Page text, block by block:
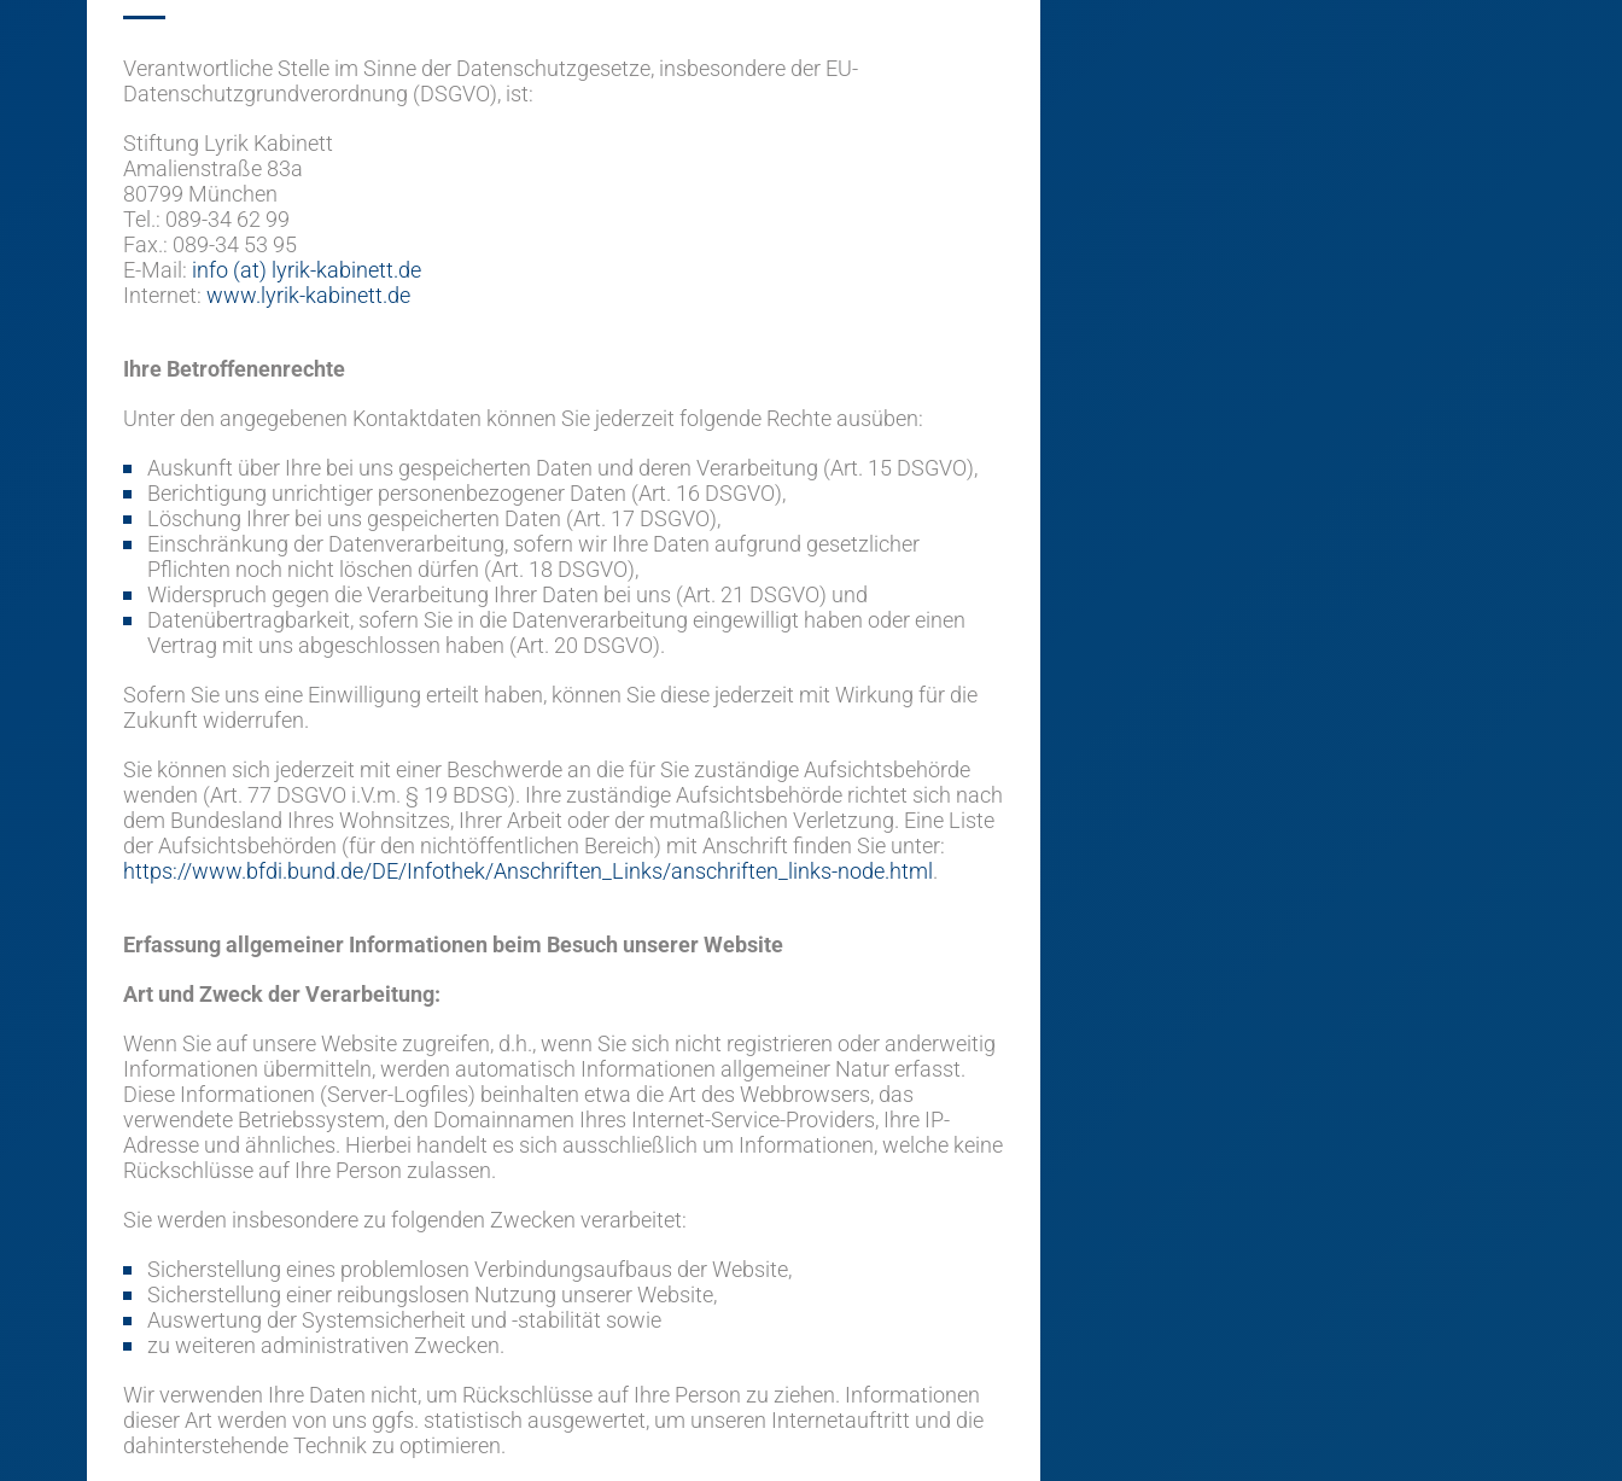
Verantwortliche Stelle im Sinne der Datenschutzgesetze, insbesondere der EU-
Datenschutzgrundverordnung (DSGVO), ist:
Stiftung Lyrik Kabinett
Amalienstraße 83a
80799 München
Tel.: 089-34 62 99
Fax.: 089-34 53 95
E-Mail: info (at) lyrik-kabinett.de
Internet: www.lyrik-kabinett.de
Ihre Betroffenenrechte
Unter den angegebenen Kontaktdaten können Sie jederzeit folgende Rechte ausüben:
Auskunft über Ihre bei uns gespeicherten Daten und deren Verarbeitung (Art. 15 DSGVO),
Berichtigung unrichtiger personenbezogener Daten (Art. 16 DSGVO),
Löschung Ihrer bei uns gespeicherten Daten (Art. 17 DSGVO),
Einschränkung der Datenverarbeitung, sofern wir Ihre Daten aufgrund gesetzlicher
Pflichten noch nicht löschen dürfen (Art. 18 DSGVO),
Widerspruch gegen die Verarbeitung Ihrer Daten bei uns (Art. 21 DSGVO) und
Datenübertragbarkeit, sofern Sie in die Datenverarbeitung eingewilligt haben oder einen
Vertrag mit uns abgeschlossen haben (Art. 20 DSGVO).
Sofern Sie uns eine Einwilligung erteilt haben, können Sie diese jederzeit mit Wirkung für die
Zukunft widerrufen.
Sie können sich jederzeit mit einer Beschwerde an die für Sie zuständige Aufsichtsbehörde
wenden (Art. 77 DSGVO i.V.m. § 19 BDSG). Ihre zuständige Aufsichtsbehörde richtet sich nach
dem Bundesland Ihres Wohnsitzes, Ihrer Arbeit oder der mutmaßlichen Verletzung. Eine Liste
der Aufsichtsbehörden (für den nichtöffentlichen Bereich) mit Anschrift finden Sie unter:
https://www.bfdi.bund.de/DE/Infothek/Anschriften_Links/anschriften_links-node.html .
Erfassung allgemeiner Informationen beim Besuch unserer Website
Art und Zweck der Verarbeitung:
Wenn Sie auf unsere Website zugreifen, d.h., wenn Sie sich nicht registrieren oder anderweitig
Informationen übermitteln, werden automatisch Informationen allgemeiner Natur erfasst.
Diese Informationen (Server-Logfiles) beinhalten etwa die Art des Webbrowsers, das
verwendete Betriebssystem, den Domainnamen Ihres Internet-Service-Providers, Ihre IP-
Adresse und ähnliches. Hierbei handelt es sich ausschließlich um Informationen, welche keine
Rückschlüsse auf Ihre Person zulassen.
Sie werden insbesondere zu folgenden Zwecken verarbeitet:
Sicherstellung eines problemlosen Verbindungsaufbaus der Website,
Sicherstellung einer reibungslosen Nutzung unserer Website,
Auswertung der Systemsicherheit und -stabilität sowie
zu weiteren administrativen Zwecken.
Wir verwenden Ihre Daten nicht, um Rückschlüsse auf Ihre Person zu ziehen. Informationen
dieser Art werden von uns ggfs. statistisch ausgewertet, um unseren Internetauftritt und die
dahinterstehende Technik zu optimieren.